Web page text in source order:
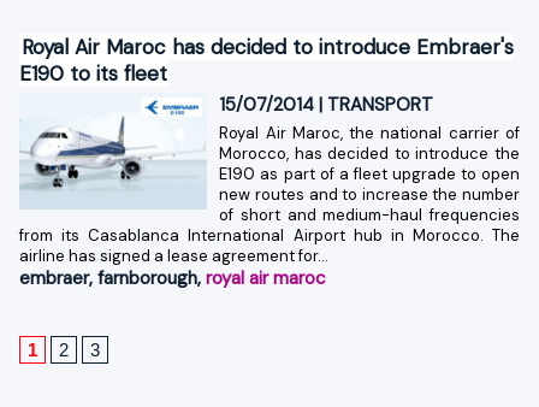
Royal Air Maroc has decided to introduce Embraer's
E190 to its fleet
15/07/2014 | TRANSPORT
Royal Air Maroc, the national carrier of
Morocco, has decided to introduce the
E190 as part of a fleet upgrade to open
new routes and to increase the number
of short and medium-haul frequencies
from its Casablanca International Airport hub in Morocco. The
airline has signed a lease agreement for...
embraer, farnborough, royal air maroc
1 2 3